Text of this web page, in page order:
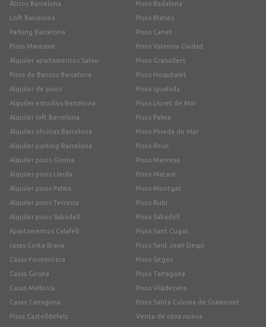
Áticos Barcelona
Loft Barcelona
Parking Barcelona
Pisos Maresme
Alquiler apartamentos Salou
Pisos de Bancos Barcelona
Alquiler de pisos
Alquiler estudios Barcelona
Alquiler loft Barcelona
Alquiler oficinas Barcelona
Alquiler parking Barcelona
Alquiler pisos Girona
Alquiler pisos Lleida
Alquiler pisos Palma
Alquiler pisos Terrassa
Alquiler pisos Sabadell
Apartamentos Calafell
casas Costa Brava
Casas Formentera
Casas Girona
Casas Mallorca
Casas Tarragona
Pisos Castelldefels
Pisos Badalona
Pisos Blanes
Pisos Canet
Pisos Valencia Ciudad
Pisos Granollers
Pisos Hospitalet
Pisos Igualada
Pisos Lloret de Mar
Pisos Palma
Pisos Pineda de Mar
Pisos Reus
Pisos Manresa
Pisos Mataró
Pisos Montgat
Pisos Rubí
Pisos Sabadell
Pisos Sant Cugat
Pisos Sant Joan Despí
Pisos Sitges
Pisos Tarragona
Pisos Viladecans
Pisos Santa Coloma de Gramenet
Venta de obra nueva